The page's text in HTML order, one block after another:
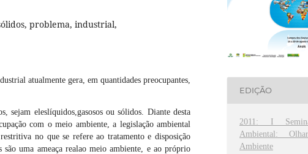
problema, industrial,
atualmente gera, em quantidades preocupantes,
sejam eleslíquidos,gasosos ou sólidos. Diante desta
com o meio ambiente, a legislação ambiental
no que se refere ao tratamento e disposição
são uma ameaça realao meio ambiente, e ao próprio
EDIÇÃO
2011: I
Ambiental:
Ambiente